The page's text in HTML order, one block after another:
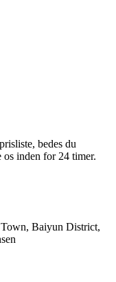
bedes du
inden for 24 timer.
Baiyun District,